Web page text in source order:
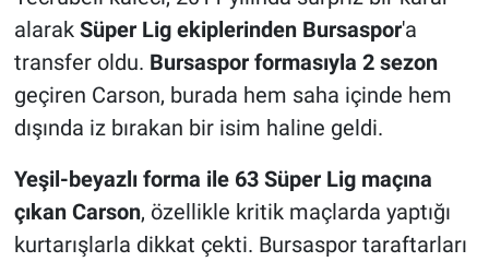
alarak Süper Lig ekiplerinden Bursaspor'a
transfer oldu. Bursaspor formasıyla 2 sezon
geçiren Carson, burada hem saha içinde hem
dışında iz bırakan bir isim haline geldi.
Yeşil-beyazlı forma ile 63 Süper Lig maçına
çıkan Carson, özellikle kritik maçlarda yaptığı
kurtarışlarla dikkat çekti. Bursaspor taraftarları